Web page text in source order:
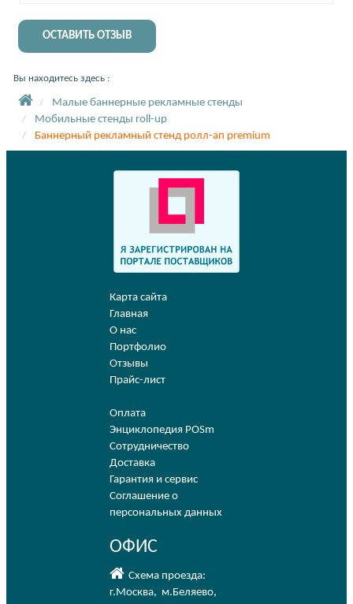
ОСТАВИТЬ ОТЗЫВ
Вы находитесь здесь :
Малые баннерные рекламные стенды
Мобильные стенды roll-up
Баннерный рекламный стенд ролл-ап premium
Карта сайта
Главная
О нас
Портфолио
Отзывы
Прайс-лист
Оплата
Энциклопедия POSm
Сотрудничество
Доставка
Гарантия и сервис
Соглашение о
персональных данных
ОФИС
Схема проезда:
г.Москва, м.Беляево,